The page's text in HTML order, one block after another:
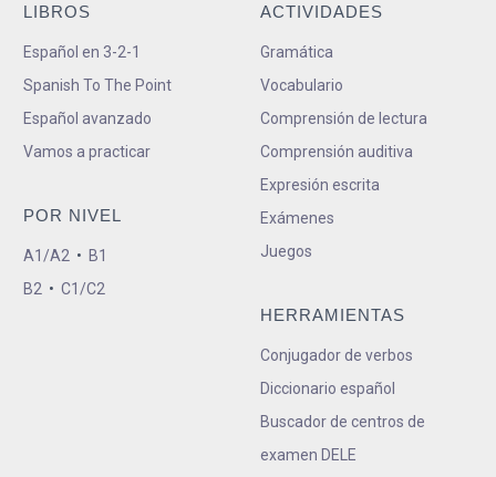
LIBROS
Español en 3-2-1
Spanish To The Point
Español avanzado
Vamos a practicar
POR NIVEL
A1/A2 • B1
B2 • C1/C2
ACTIVIDADES
Gramática
Vocabulario
Comprensión de lectura
Comprensión auditiva
Expresión escrita
Exámenes
Juegos
HERRAMIENTAS
Conjugador de verbos
Diccionario español
Buscador de centros de
examen DELE